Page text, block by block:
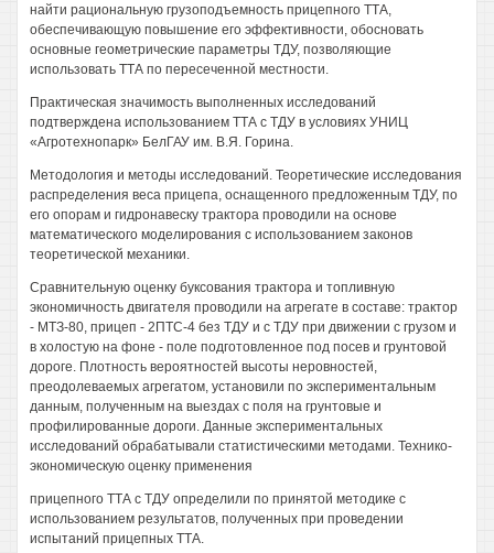
найти рациональную грузоподъемность прицепного ТТА,
обеспечивающую повышение его эффективности, обосновать
основные геометрические параметры ТДУ, позволяющие
использовать ТТА по пересеченной местности.
Практическая значимость выполненных исследований
подтверждена использованием ТТА с ТДУ в условиях УНИЦ
«Агротехнопарк» БелГАУ им. В.Я. Горина.
Методология и методы исследований. Теоретические исследования
распределения веса прицепа, оснащенного предложенным ТДУ, по
его опорам и гидронавеску трактора проводили на основе
математического моделирования с использованием законов
теоретической механики.
Сравнительную оценку буксования трактора и топливную
экономичность двигателя проводили на агрегате в составе: трактор
- МТЗ-80, прицеп - 2ПТС-4 без ТДУ и с ТДУ при движении с грузом и
в холостую на фоне - поле подготовленное под посев и грунтовой
дороге. Плотность вероятностей высоты неровностей,
преодолеваемых агрегатом, установили по экспериментальным
данным, полученным на выездах с поля на грунтовые и
профилированные дороги. Данные экспериментальных
исследований обрабатывали статистическими методами. Технико-
экономическую оценку применения
прицепного ТТА с ТДУ определили по принятой методике с
использованием результатов, полученных при проведении
испытаний прицепных ТТА.